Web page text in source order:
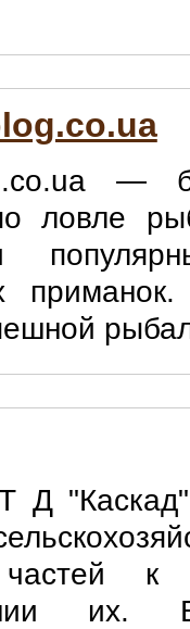
—
ловле
Д
частей
их.